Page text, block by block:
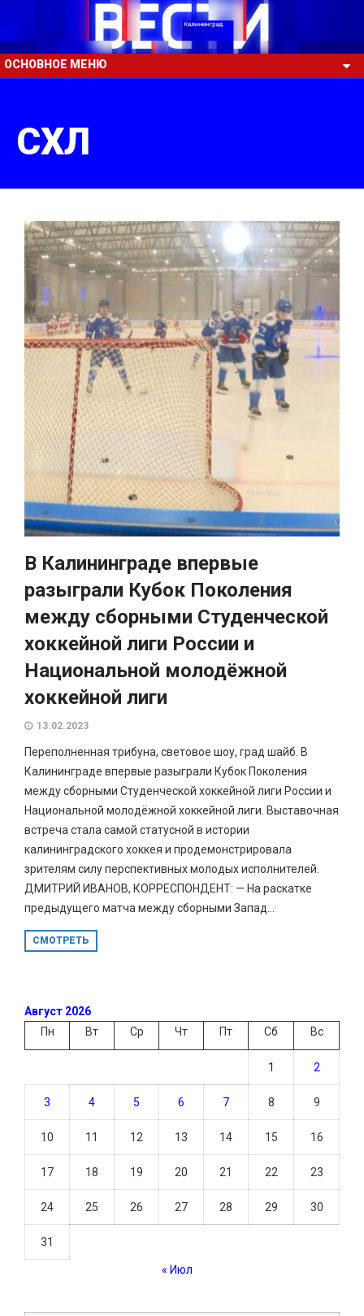
ОСНОВНОЕ МЕНЮ
СХЛ
В Калининграде впервые
разыграли Кубок Поколения
между сборными Студенческой
хоккейной лиги России и
Национальной молодёжной
хоккейной лиги
13.02.2023
Переполненная трибуна, световое шоу, град шайб. В
Калининграде впервые разыграли Кубок Поколения
между сборными Студенческой хоккейной лиги России и
Национальной молодёжной хоккейной лиги. Выставочная
встреча стала самой статусной в истории
калининградского хоккея и продемонстрировала
зрителям силу перспективных молодых исполнителей.
ДМИТРИЙ ИВАНОВ, КОРРЕСПОНДЕНТ: — На раскатке
предыдущего матча между сборными Запад...
СМОТРЕТЬ
Август 2026
Пн
Вт Ср Чт Пт Сб Вс
1 2
3 4 5 6 7 8 9
10 11 12 13 14 15 16
17 18 19 20 21 22 23
24 25 26 27 28 29 30
31
« Июл